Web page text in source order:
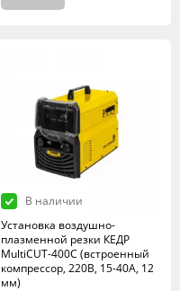
В наличии
Установка воздушно-
плазменной резки КЕДР
MultiCUT-400C (встроенный
компрессор, 220В, 15-40А, 12
мм)